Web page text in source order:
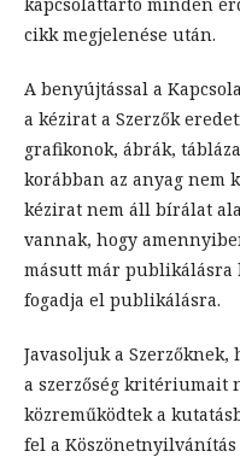
cikk megjelenése után.
A benyújtással a
a kézirat a Szerzők
grafikonok, ábrák,
korábban az anyag
kézirat nem áll bírálat
vannak, hogy
másutt már publikálásra
fogadja el publikálásra.
Javasoljuk a
a szerzőség kritériumait
közreműködtek a
fel a Köszönetnyilvánítás